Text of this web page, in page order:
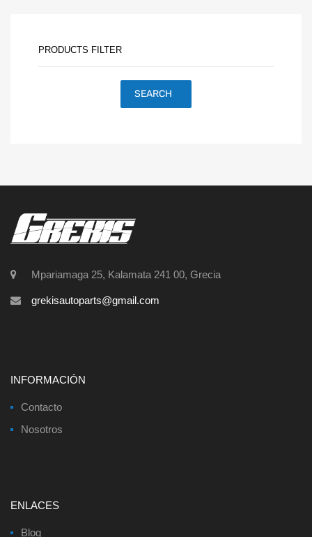
PRODUCTS FILTER
SEARCH
Mpariamaga 25, Kalamata 241 00, Grecia
grekisautoparts@gmail.com
INFORMACIÓN
Contacto
Nosotros
ENLACES
Blog